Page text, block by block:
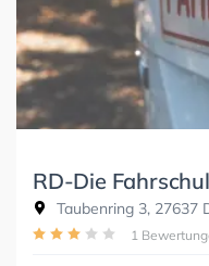
RD-Die
Taubenring 3, 27637
1